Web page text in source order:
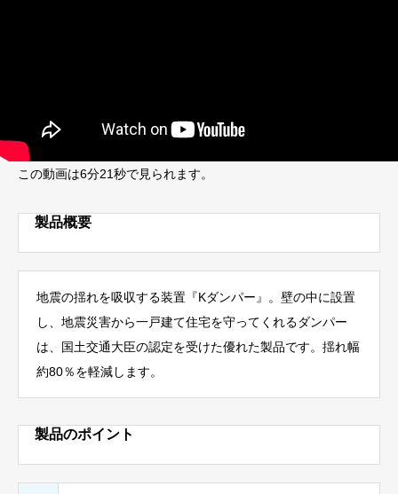
この動画は6分21秒で見られます。
製品概要
地震の揺れを吸収する装置『Kダンパー』。壁の中に設置
し、地震災害から一戸建て住宅を守ってくれるダンパー
は、国土交通大臣の認定を受けた優れた製品です。揺れ幅
約80％を軽減します。
製品のポイント